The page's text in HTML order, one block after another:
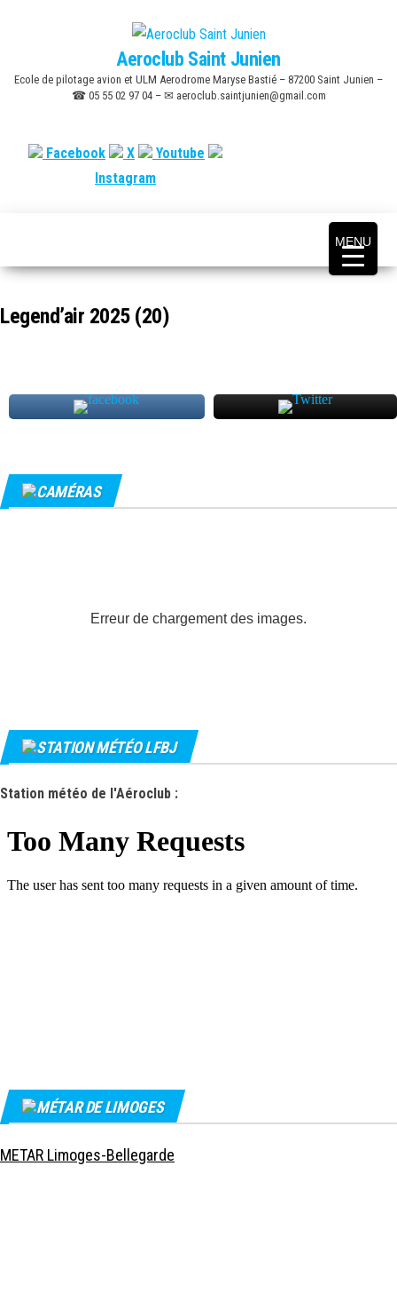
content
Aeroclub Saint Junien
Ecole de pilotage avion et ULM Aerodrome Maryse Bastié – 87200 Saint Junien –
☎ 05 55 02 97 04 – ✉ aeroclub.saintjunien@gmail.com
Facebook X
Youtube
Instagram
Legend’air 2025 (20)
CAMÉRAS
Erreur de chargement des images.
STATION MÉTÉO LFBJ
Station météo de l'Aéroclub :
MÉTAR DE LIMOGES
METAR Limoges-Bellegarde
MENU